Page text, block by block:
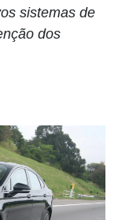
sistemas de
dos